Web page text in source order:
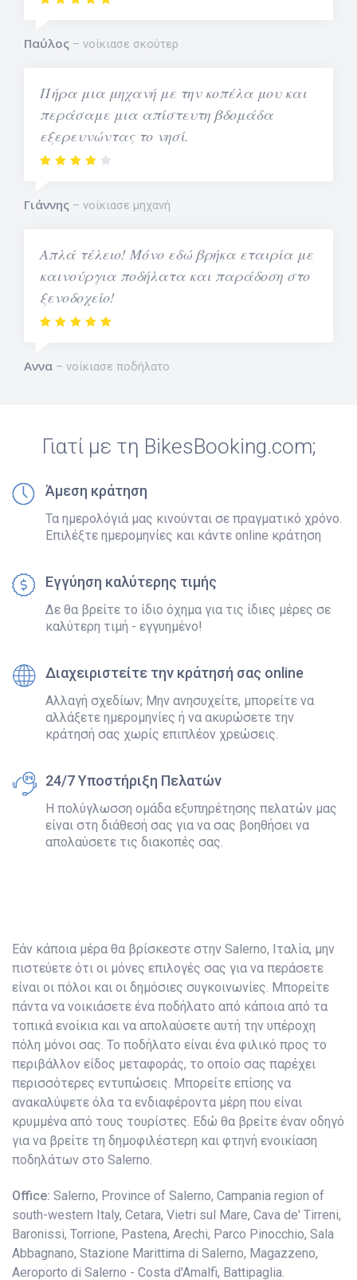
Παύλος νοίκιασε σκούτερ
Πήρα μια μηχανή με την κοπέλα μου και
περάσαμε μια απίστευτη βδομάδα
εξερευνώντας το νησί.
Γιάννης νοίκιασε μηχανή
Απλά τέλειο! Μόνο εδώ βρήκα εταιρία με
καινούργια ποδήλατα και παράδοση στο
ξενοδοχείο!
Αννα νοίκιασε ποδήλατο
Γιατί με τη BikesBooking.com;
Άμεση κράτηση
Τα ημερολόγιά μας κινούνται σε πραγματικό χρόνο.
Επιλέξτε ημερομηνίες και κάντε online κράτηση
Εγγύηση καλύτερης τιμής
Δε θα βρείτε το ίδιο όχημα για τις ίδιες μέρες σε
καλύτερη τιμή - εγγυημένο!
Διαχειριστείτε την κράτησή σας online
Αλλαγή σχεδίων; Μην ανησυχείτε, μπορείτε να
αλλάξετε ημερομηνίες ή να ακυρώσετε την
κράτησή σας χωρίς επιπλέον χρεώσεις.
24/7 Υποστήριξη Πελατών
Η πολύγλωσση ομάδα εξυπηρέτησης πελατών μας
είναι στη διάθεσή σας για να σας βοηθήσει να
απολαύσετε τις διακοπές σας.
Εάν κάποια μέρα θα βρίσκεστε στην Salerno, Ιταλία, μην
πιστεύετε ότι οι μόνες επιλογές σας για να περάσετε
είναι οι πόλοι και οι δημόσιες συγκοινωνίες. Μπορείτε
πάντα να νοικιάσετε ένα ποδήλατο από κάποια από τα
τοπικά ενοίκια και να απολαύσετε αυτή την υπέροχη
πόλη μόνοι σας. Το ποδήλατο είναι ένα φιλικό προς το
περιβάλλον είδος μεταφοράς, το οποίο σας παρέχει
περισσότερες εντυπώσεις. Μπορείτε επίσης να
ανακαλύψετε όλα τα ενδιαφέροντα μέρη που είναι
κρυμμένα από τους τουρίστες. Εδώ θα βρείτε έναν οδηγό
για να βρείτε τη δημοφιλέστερη και φτηνή ενοικίαση
ποδηλάτων στο Salerno.
Office: Salerno, Province of Salerno, Campania region of
south-western Italy, Cetara, Vietri sul Mare, Cava de' Tirreni,
Baronissi, Torrione, Pastena, Arechi, Parco Pinocchio, Sala
Abbagnano, Stazione Marittima di Salerno, Magazzeno,
Aeroporto di Salerno - Costa d'Amalfi, Battipaglia.